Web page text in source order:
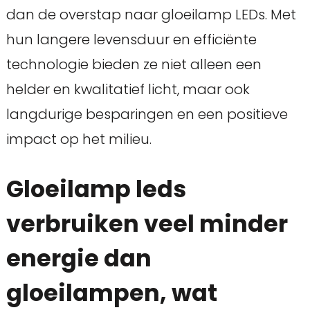
dan de overstap naar gloeilamp LEDs. Met
hun langere levensduur en efficiënte
technologie bieden ze niet alleen een
helder en kwalitatief licht, maar ook
langdurige besparingen en een positieve
impact op het milieu.
Gloeilamp leds
verbruiken veel minder
energie dan
gloeilampen, wat